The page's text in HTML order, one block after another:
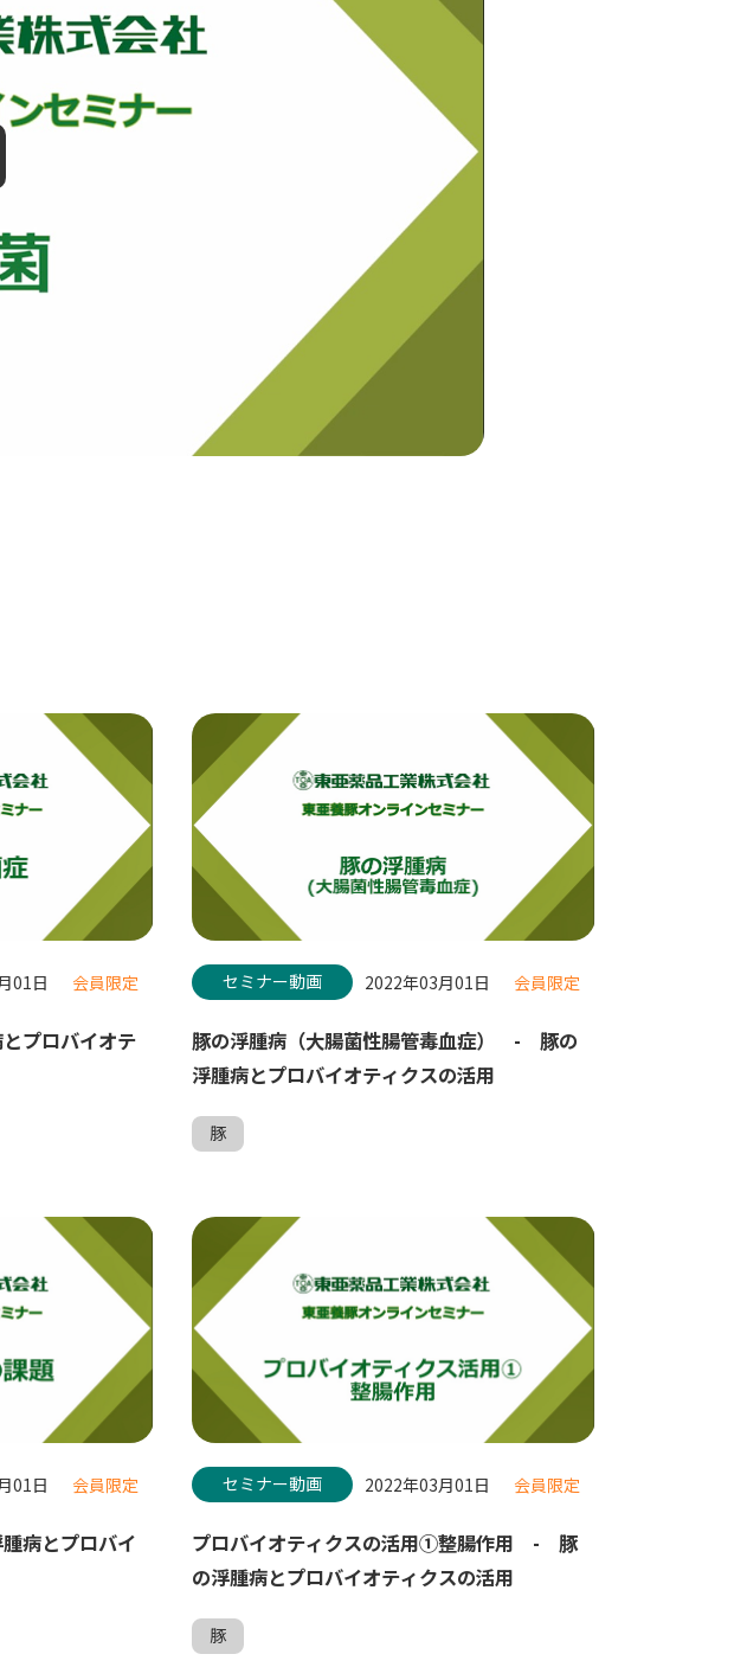
01日 会員限定
プロバイオテ
セミナー動画 2022年03月01日 会員限定
豚の浮腫病（大腸菌性腸管毒血症） - 豚の
浮腫病とプロバイオティクスの活用
豚
01日 会員限定
病とプロバイ
セミナー動画 2022年03月01日 会員限定
プロバイオティクスの活用①整腸作用 - 豚
の浮腫病とプロバイオティクスの活用
豚